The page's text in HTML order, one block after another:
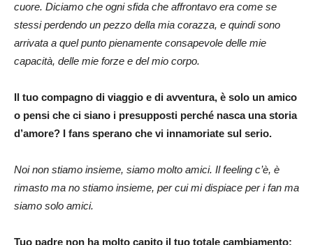
cuore. Diciamo che ogni sfida che affrontavo era come se
stessi perdendo un pezzo della mia corazza, e quindi sono
arrivata a quel punto pienamente consapevole delle mie
capacità, delle mie forze e del mio corpo.
Il tuo compagno di viaggio e di avventura, è solo un amico
o pensi che ci siano i presupposti perché nasca una storia
d’amore? I fans sperano che vi innamoriate sul serio.
Noi non stiamo insieme, siamo molto amici. Il feeling c’è, è
rimasto ma no stiamo insieme, per cui mi dispiace per i fan ma
siamo solo amici.
Tuo padre non ha molto capito il tuo totale cambiamento: